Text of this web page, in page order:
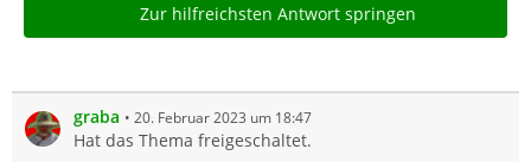
Zur hilfreichsten Antwort springen
graba 20. Februar 2023 um 18:47
Hat das Thema freigeschaltet.